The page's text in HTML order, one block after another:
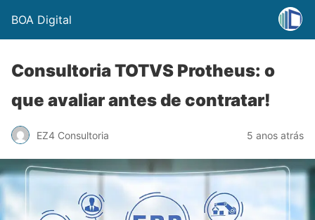
BOA Digital
Consultoria TOTVS Protheus: o
que avaliar antes de contratar!
EZ4 Consultoria 5 anos atrás